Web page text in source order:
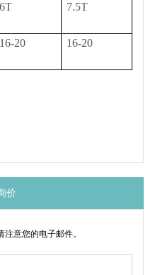
6T 7.5T
16-20 16-20
价
意您的电子邮件。